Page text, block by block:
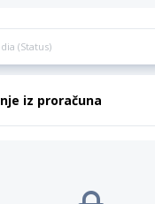
(Status)
iz proračuna